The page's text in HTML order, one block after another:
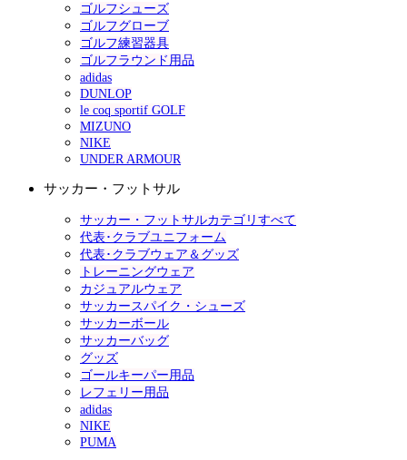
ゴルフシューズ
ゴルフグローブ
ゴルフ練習器具
ゴルフラウンド用品
adidas
DUNLOP
le coq sportif GOLF
MIZUNO
NIKE
UNDER ARMOUR
サッカー・フットサル
サッカー・フットサルカテゴリすべて
代表･クラブユニフォーム
代表･クラブウェア＆グッズ
トレーニングウェア
カジュアルウェア
サッカースパイク・シューズ
サッカーボール
サッカーバッグ
グッズ
ゴールキーパー用品
レフェリー用品
adidas
NIKE
PUMA